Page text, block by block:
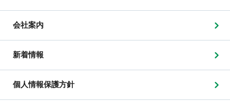
会社案内
新着情報
個人情報保護方針